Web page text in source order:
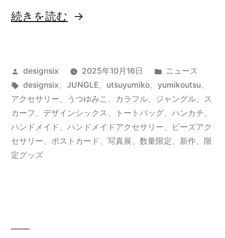
“数
定
オ
リ
ジ
ナ
ズ
続きを読む
投
稿
者:
designsix 2025年10月16日
カ
テ
ゴ
リ
ー:
ニュース
タ
グ:
designsix、 JUNGLE、 utsuyumiko、 yumikoutsu、
アクセサリー、 うつゆみこ 、 カラフル、 ジャングル、 ス
カーフ 、 デザインシックス 、 トートバッグ、 ハンカチ、
ハンドメイド 、 ハンドメイドアクセサリー、
ビーズアク
セサリー、 ポストカード 、 写真展、 数量限定、 新作、 限
定グッズ